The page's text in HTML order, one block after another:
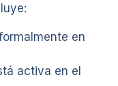
en
activa en el